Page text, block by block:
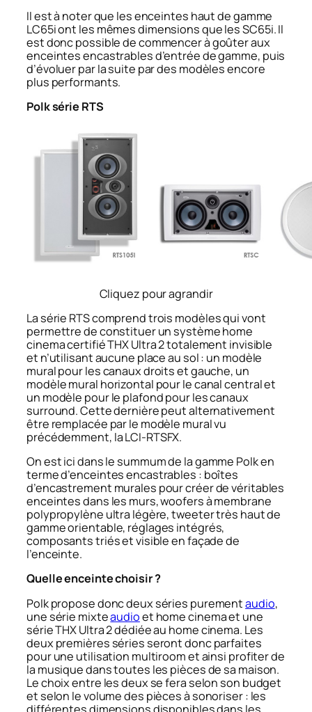
Il est à noter que les enceintes haut de gamme
LC65i ont les mêmes dimensions que les SC65i. Il
est donc possible de commencer à goûter aux
enceintes encastrables d’entrée de gamme, puis
d’évoluer par la suite par des modèles encore
plus performants.
Polk série RTS
Cliquez pour agrandir
La série RTS comprend trois modèles qui vont
permettre de constituer un système home
cinema certifié THX Ultra 2 totalement invisible
et n’utilisant aucune place au sol : un modèle
mural pour les canaux droits et gauche, un
modèle mural horizontal pour le canal central et
un modèle pour le plafond pour les canaux
surround. Cette dernière peut alternativement
être remplacée par le modèle mural vu
précédemment, la LCI-RTSFX.
On est ici dans le summum de la gamme Polk en
terme d’enceintes encastrables : boîtes
d’encastrement murales pour créer de véritables
enceintes dans les murs, woofers à membrane
polypropylène ultra légère, tweeter très haut de
gamme orientable, réglages intégrés,
composants triés et visible en façade de
l’enceinte.
Quelle enceinte choisir ?
Polk propose donc deux séries purementaudio,
une série mixteaudioet home cinema et une
série THX Ultra 2 dédiée au home cinema. Les
deux premières séries seront donc parfaites
pour une utilisation multiroom et ainsi profiter de
la musique dans toutes les pièces de sa maison.
Le choix entre les deux se fera selon son budget
et selon le volume des pièces à sonoriser : les